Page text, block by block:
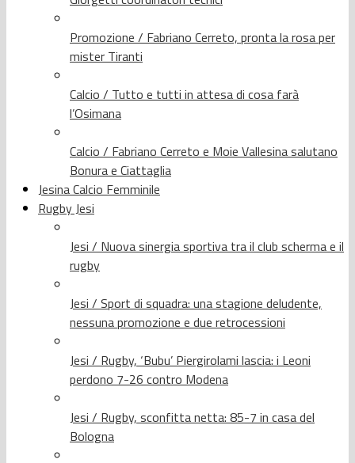
Promozione / Fabriano Cerreto, pronta la rosa per
mister Tiranti
Calcio / Tutto e tutti in attesa di cosa farà
l’Osimana
Calcio / Fabriano Cerreto e Moie Vallesina salutano
Bonura e Ciattaglia
Jesina Calcio Femminile
Rugby Jesi
Jesi / Nuova sinergia sportiva tra il club scherma e il
rugby
Jesi / Sport di squadra: una stagione deludente,
nessuna promozione e due retrocessioni
Jesi / Rugby, ‘Bubu’ Piergirolami lascia: i Leoni
perdono 7-26 contro Modena
Jesi / Rugby, sconfitta netta: 85-7 in casa del
Bologna